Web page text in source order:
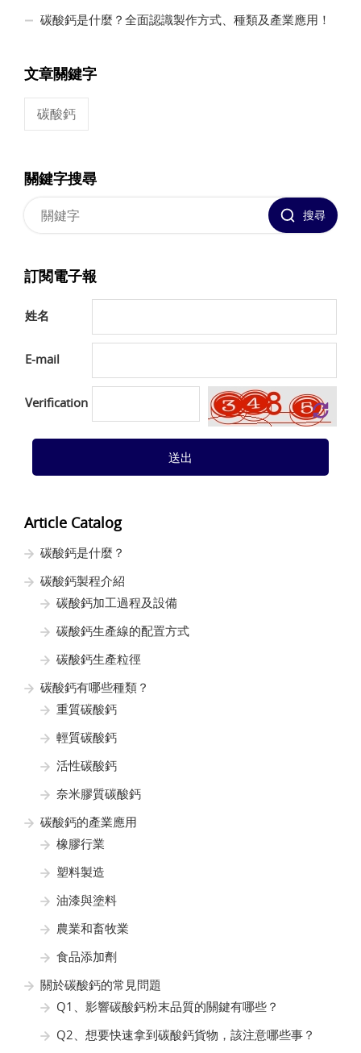
碳酸鈣是什麼？全面認識製作方式、種類及產業應用！
文章關鍵字
碳酸鈣
關鍵字搜尋
搜尋
訂閱電子報
姓名
E-mail
Verification
送出
Article Catalog
碳酸鈣是什麼？
碳酸鈣製程介紹
碳酸鈣加工過程及設備
碳酸鈣生產線的配置方式
碳酸鈣生產粒徑
碳酸鈣有哪些種類？
重質碳酸鈣
輕質碳酸鈣
活性碳酸鈣
奈米膠質碳酸鈣
碳酸鈣的產業應用
橡膠行業
塑料製造
油漆與塗料
農業和畜牧業
食品添加劑
關於碳酸鈣的常見問題
Q1、影響碳酸鈣粉末品質的關鍵有哪些？
Q2、想要快速拿到碳酸鈣貨物，該注意哪些事？